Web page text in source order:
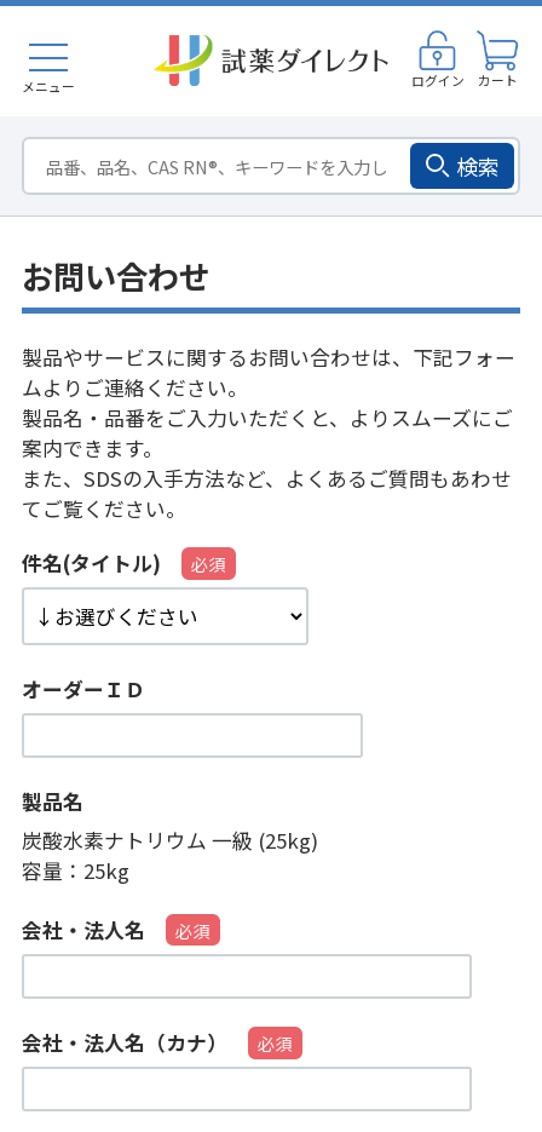
メニュー ログイン カート
検索
お問い合わせ
製品やサービスに関するお問い合わせは、下記フォー
ムよりご連絡ください。
製品名・品番をご入力いただくと、よりスムーズにご
案内できます。
また、SDSの入手方法など、 よくあるご質問もあわせ
てご覧ください。
件名(タイトル)
オーダーＩＤ
製品名
炭酸水素ナトリウム 一級 (25kg)
容量： 25kg
会社・法人名
会社・法人名（カナ）